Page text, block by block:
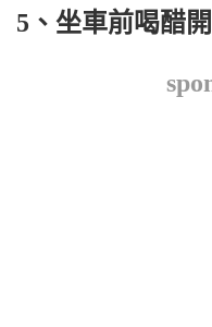
5、坐車前喝醋